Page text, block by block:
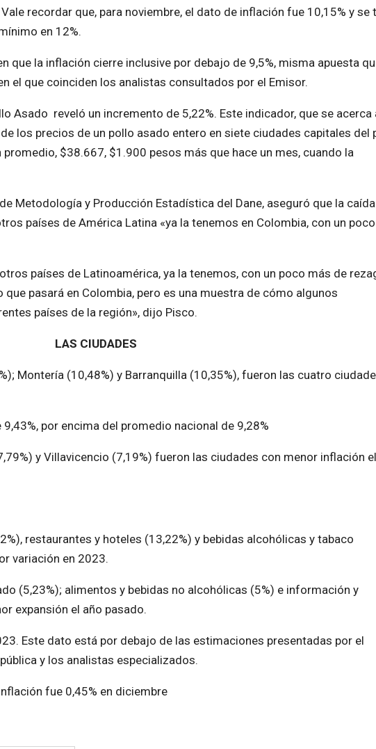
recordar que, para noviembre, el dato de inflación fue 10,15% y se
en 12%.
que la inflación cierre inclusive por debajo de 9,5%, misma apuesta
el que coinciden los analistas consultados por el Emisor.
Asado reveló un incremento de 5,22%. Este indicador, que se acerca
los precios de un pollo asado entero en siete ciudades capitales del
$38.667, $1.900 pesos más que hace un mes, cuando la
Metodología y Producción Estadística del Dane, aseguró que la
países de América Latina «ya la tenemos en Colombia, con un
países de Latinoamérica, ya la tenemos, con un poco más de
pasará en Colombia, pero es una muestra de cómo algunos
países de la región», dijo Pisco.
LAS CIUDADES
Montería (10,48%) y Barranquilla (10,35%), fueron las cuatro
por encima del promedio nacional de 9,28%
y Villavicencio (7,19%) fueron las ciudades con menor inflación
restaurantes y hoteles (13,22%) y bebidas alcohólicas y tabaco
variación en 2023.
(5,23%); alimentos y bebidas no alcohólicas (5%) e información y
expansión el año pasado.
Este dato está por debajo de las estimaciones presentadas por el
y los analistas especializados.
fue 0,45% en diciembre